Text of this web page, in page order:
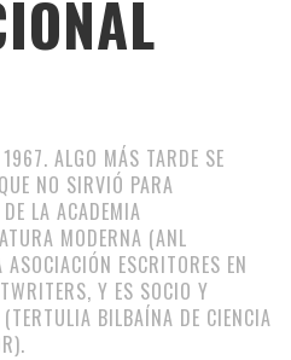
ALGO MÁS TARDE SE
NO SIRVIÓ PARA
LA ACADEMIA
MODERNA (ANL
ESCRITORES EN
Y ES SOCIO Y
BILBAÍNA DE CIENCIA